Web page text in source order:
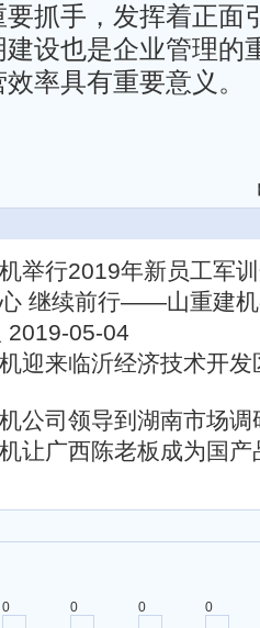
抓手，发挥着正面
设也是企业管理的
率具有重要意义。
举行2019年新员工军
继续前行——山重建机
2019-05-04
迎来临沂经济技术开发
公司领导到湖南市场调
让广西陈老板成为国产
0 0 0 0